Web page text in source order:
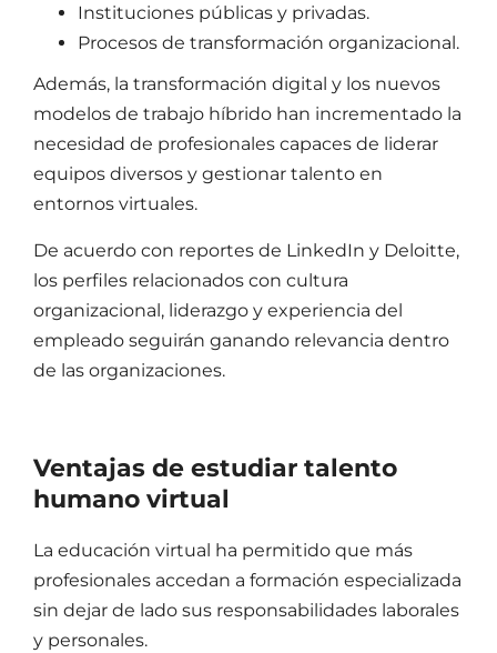
Instituciones públicas y privadas.
Procesos de transformación organizacional.
Además, la transformación digital y los nuevos
modelos de trabajo híbrido han incrementado la
necesidad de profesionales capaces de liderar
equipos diversos y gestionar talento en
entornos virtuales.
De acuerdo con reportes de LinkedIn y Deloitte,
los perfiles relacionados con cultura
organizacional, liderazgo y experiencia del
empleado seguirán ganando relevancia dentro
de las organizaciones.
Ventajas de estudiar talento
humano virtual
La educación virtual ha permitido que más
profesionales accedan a formación especializada
sin dejar de lado sus responsabilidades laborales
y personales.